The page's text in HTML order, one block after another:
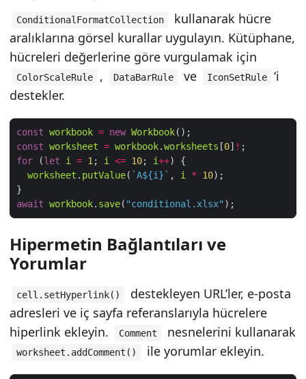
ConditionalFormatCollection
kullanarak hücre
aralıklarına görsel kurallar uygulayın. Kütüphane,
hücreleri değerlerine göre vurgulamak için
ColorScaleRule , DataBarRule ve IconSetRule
‘i
destekler.
const workbook = new Workbook
const worksheet = workbook.worksheets [0] !
for (let i = 1 ; i <= 10; i++
worksheet . putValue( `A${i } ` , i * 10
await workbook. save( "conditional.xlsx"
Hipermetin Bağlantıları ve
Yorumlar
cell.setHyperlink()
destekleyen URL’ler, e-posta
adresleri ve iç sayfa referanslarıyla hücrelere
hiperlink ekleyin.
Comment nesnelerini kullanarak
worksheet.addComment() ile yorumlar ekleyin.